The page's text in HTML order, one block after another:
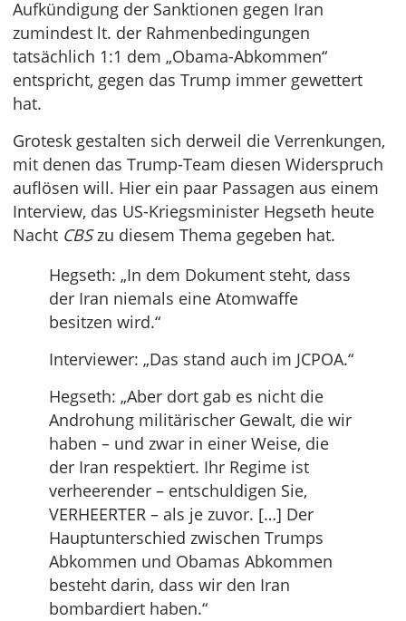
Aufkündigung der Sanktionen gegen Iran
zumindest lt. der Rahmenbedingungen
tatsächlich 1:1 dem „Obama-Abkommen“
entspricht, gegen das Trump immer gewettert
hat.
Grotesk gestalten sich derweil die Verrenkungen,
mit denen das Trump-Team diesen Widerspruch
auflösen will. Hier ein paar Passagen aus einem
Interview, das US-Kriegsminister Hegseth heute
Nacht CBSzu diesem Thema gegeben hat.
Hegseth: „In dem Dokument steht, dass
der Iran niemals eine Atomwaffe
besitzen wird.“
Interviewer: „Das stand auch im JCPOA.“
Hegseth: „Aber dort gab es nicht die
Androhung militärischer Gewalt, die wir
haben – und zwar in einer Weise, die
der Iran respektiert. Ihr Regime ist
verheerender – entschuldigen Sie,
VERHEERTER – als je zuvor. […] Der
Hauptunterschied zwischen Trumps
Abkommen und Obamas Abkommen
besteht darin, dass wir den Iran
bombardiert haben.“